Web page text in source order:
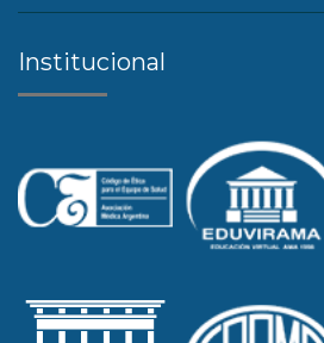
Institucional